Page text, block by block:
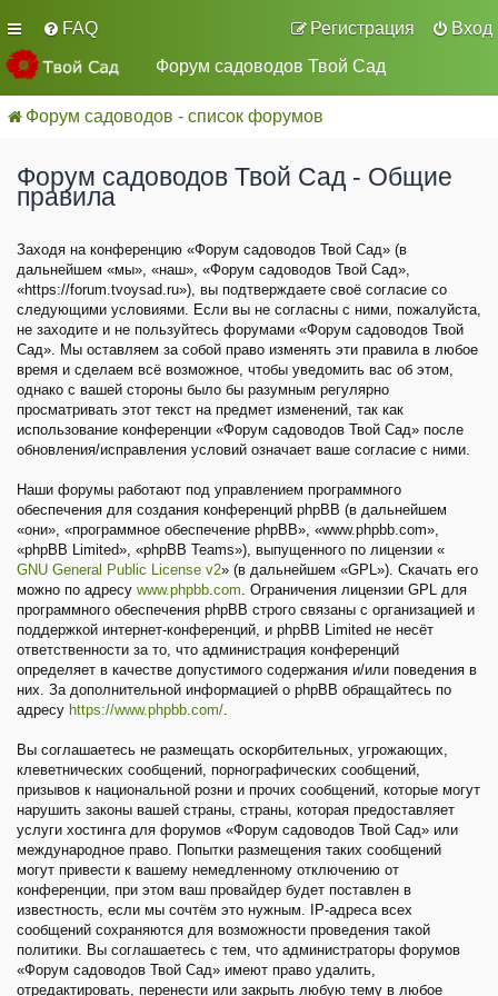
FAQ Вход
Регистрация
Форум садоводов Твой Сад
Форум садоводов - список форумов
Форум садоводов Твой Сад - Общие
правила
Заходя на конференцию «Форум садоводов Твой Сад» (в
дальнейшем «мы», «наш», «Форум садоводов Твой Сад»,
«https://forum.tvoysad.ru»), вы подтверждаете своё согласие со
следующими условиями. Если вы не согласны с ними, пожалуйста,
не заходите и не пользуйтесь форумами «Форум садоводов Твой
Сад». Мы оставляем за собой право изменять эти правила в любое
время и сделаем всё возможное, чтобы уведомить вас об этом,
однако с вашей стороны было бы разумным регулярно
просматривать этот текст на предмет изменений, так как
использование конференции «Форум садоводов Твой Сад» после
обновления/исправления условий означает ваше согласие с ними.
Наши форумы работают под управлением программного
обеспечения для создания конференций phpBB (в дальнейшем
«они», «программное обеспечение phpBB», «www.phpbb.com»,
«phpBB Limited», «phpBB Teams»), выпущенного по лицензии «
GNU General Public License v2» (в дальнейшем «GPL»). Скачать его
можно по адресу www.phpbb.com. Ограничения лицензии GPL для
программного обеспечения phpBB строго связаны с организацией и
поддержкой интернет-конференций, и phpBB Limited не несёт
ответственности за то, что администрация конференций
определяет в качестве допустимого содержания и/или поведения в
них. За дополнительной информацией о phpBB обращайтесь по
адресу https://www.phpbb.com/.
Вы соглашаетесь не размещать оскорбительных, угрожающих,
клеветнических сообщений, порнографических сообщений,
призывов к национальной розни и прочих сообщений, которые могут
нарушить законы вашей страны, страны, которая предоставляет
услуги хостинга для форумов «Форум садоводов Твой Сад» или
международное право. Попытки размещения таких сообщений
могут привести к вашему немедленному отключению от
конференции, при этом ваш провайдер будет поставлен в
известность, если мы сочтём это нужным. IP-адреса всех
сообщений сохраняются для возможности проведения такой
политики. Вы соглашаетесь с тем, что администраторы форумов
«Форум садоводов Твой Сад» имеют право удалить,
отредактировать, перенести или закрыть любую тему в любое